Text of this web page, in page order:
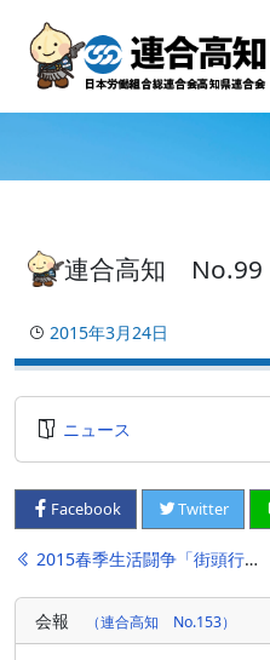
content
連合高知 No.99
2015年3月24日
ニュース
Facebook Twitter
投
稿
ナ
2015春季生活闘争「街頭行動」
会報 （連合高知 No.153）